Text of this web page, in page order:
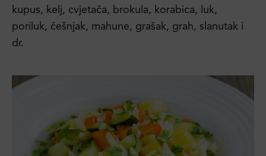
kupus, kelj, cvjetača, brokula, korabica, luk,
poriluk, češnjak, mahune, grašak, grah, slanutak i
dr.